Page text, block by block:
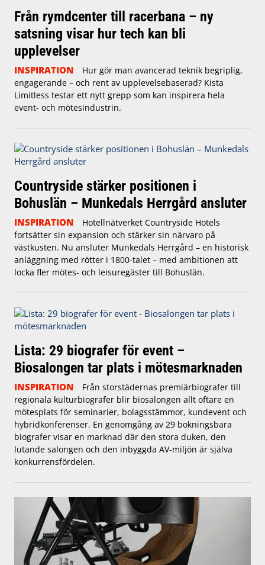
Från rymdcenter till racerbana – ny
satsning visar hur tech kan bli
upplevelser
INSPIRATION
Hur gör man avancerad teknik begriplig,
engagerande – och rent av upplevelsebaserad? Kista
Limitless testar ett nytt grepp som kan inspirera hela
event- och mötesindustrin.
Countryside stärker positionen i
Bohuslän – Munkedals Herrgård ansluter
INSPIRATION
Hotellnätverket Countryside Hotels
fortsätter sin expansion och stärker sin närvaro på
västkusten. Nu ansluter Munkedals Herrgård – en historisk
anläggning med rötter i 1800-talet – med ambitionen att
locka fler mötes- och leisuregäster till Bohuslän.
Lista: 29 biografer för event –
Biosalongen tar plats i mötesmarknaden
INSPIRATION
Från storstädernas premiärbiografer till
regionala kulturbiografer blir biosalongen allt oftare en
mötesplats för seminarier, bolagsstämmor, kundevent och
hybridkonferenser. En genomgång av 29 bokningsbara
biografer visar en marknad där den stora duken, den
lutande salongen och den inbyggda AV-miljön är själva
konkurrensfördelen.